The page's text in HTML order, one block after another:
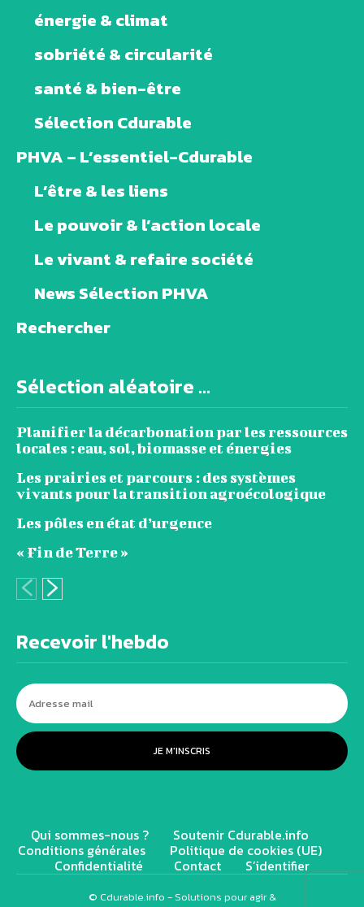
énergie & climat
sobriété & circularité
santé & bien-être
Sélection Cdurable
PHVA – L’essentiel-Cdurable
L’être & les liens
Le pouvoir & l’action locale
Le vivant & refaire société
News Sélection PHVA
Rechercher
Sélection aléatoire ...
Planifier la décarbonation par les ressources
locales : eau, sol, biomasse et énergies
Les prairies et parcours : des systèmes
vivants pour la transition agroécologique
Les pôles en état d’urgence
« Fin de Terre »
Recevoir l'hebdo
JE M'INSCRIS
Qui sommes-nous ? Soutenir Cdurable.info
Conditions générales Politique de cookies (UE)
Confidentialité Contact S’identifier
© Cdurable.info - Solutions pour agir &